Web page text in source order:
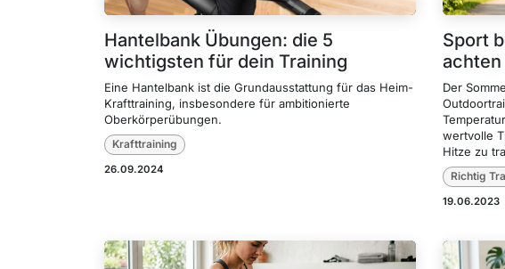
Hantelbank Übungen: die 5
wichtigsten für dein Training
Eine Hantelbank ist die Grundausstattung für das Heim-
Krafttraining, insbesondere für ambitionierte
Oberkörperübungen.
Krafttraining
26.09.2024
Sport
Der
wertvolle
Hitze zu
Richtig
19.06.2023